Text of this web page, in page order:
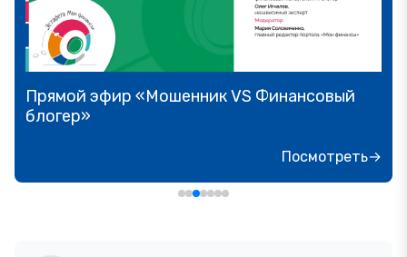
Прямой эфир «Мошенник VS Финансовый
блогер»
Посмотреть→